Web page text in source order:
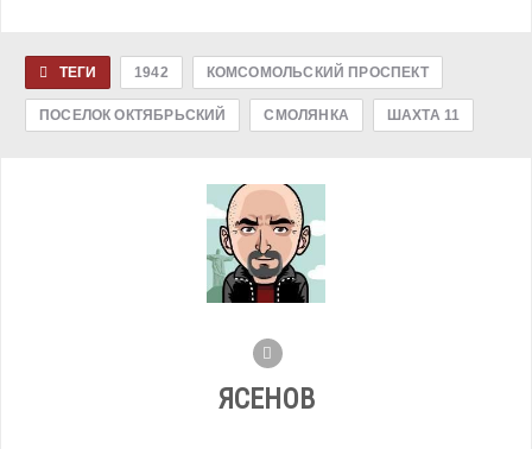
ТЕГИ 1942 КОМСОМОЛЬСКИЙ ПРОСПЕКТ
ПОСЕЛОК ОКТЯБРЬСКИЙ СМОЛЯНКА ШАХТА 11
ЯСЕНОВ